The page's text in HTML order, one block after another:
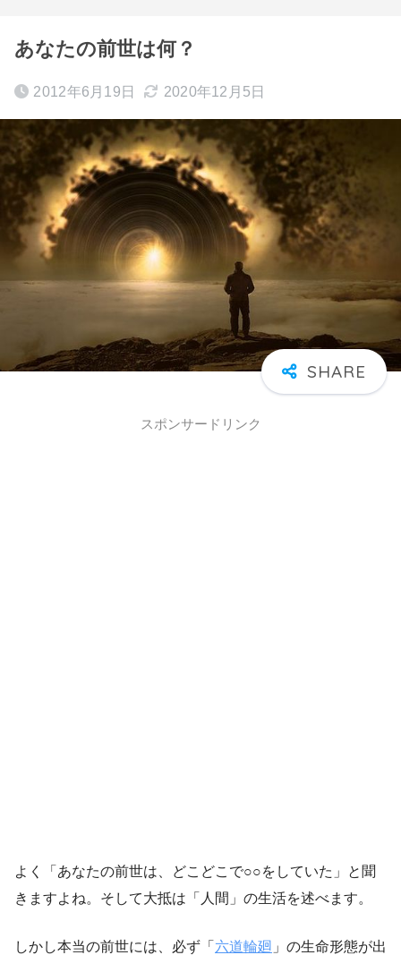
あなたの前世は何？
2012年6月19日 2020年12月5日
スポンサードリンク
よく「あなたの前世は、どこどこで○○をしていた」と聞
きますよね。そして大抵は「人間」の生活を述べます。
しかし本当の前世には、必ず「 六道輪廻 」の生命形態が出